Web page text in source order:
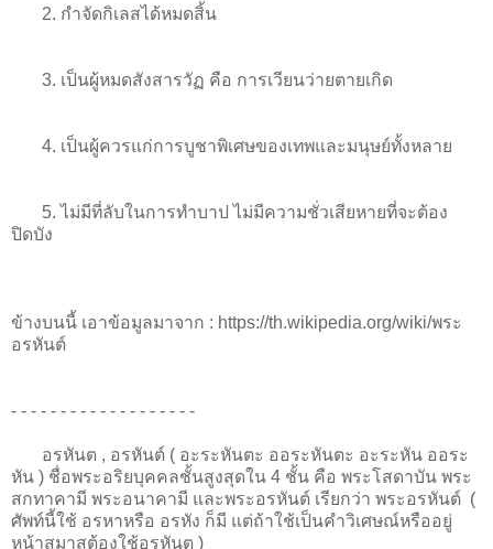
2. กำจัดกิเลสได้หมดสิ้น
3. เป็นผู้หมดสังสารวัฏ คือ การเวียนว่ายตายเกิด
4. เป็นผู้ควรแก่การบูชาพิเศษของเทพและมนุษย์ทั้งหลาย
5. ไม่มีที่ลับในการทำบาป ไม่มีความชั่วเสียหายที่จะต้อง
ปิดบัง
ข้างบนนี้ เอาข้อมูลมาจาก : https://th.wikipedia.org/wiki/พระ
อรหันต์
- - - - - - - - - - - - - - - - - - -
อรหันต , อรหันต์ ( อะระหันตะ ออระหันตะ อะระหัน ออระ
หัน ) ชื่อพระอริยบุคคลชั้นสูงสุดใน 4 ชั้น คือ พระโสดาบัน พระ
สกทาคามี พระอนาคามี และพระอรหันต์ เรียกว่า พระอรหันต์ (
ศัพท์นี้ใช้ อรหาหรือ อรหัง ก็มี แต่ถ้าใช้เป็นคําวิเศษณ์หรืออยู่
หน้าสมาสต้องใช้อรหันต )